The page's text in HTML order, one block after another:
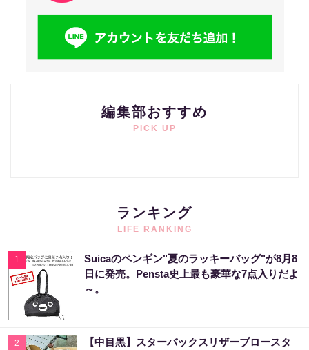
編集部おすすめ
PICK UP
ランキング
LIFE RANKING
1
Suicaのペンギン"夏のラッキーバッグ"が8月8
日に発売。Pensta史上最も豪華な7点入りだよ
～。
2
【中目黒】スターバックスリザーブロースタ